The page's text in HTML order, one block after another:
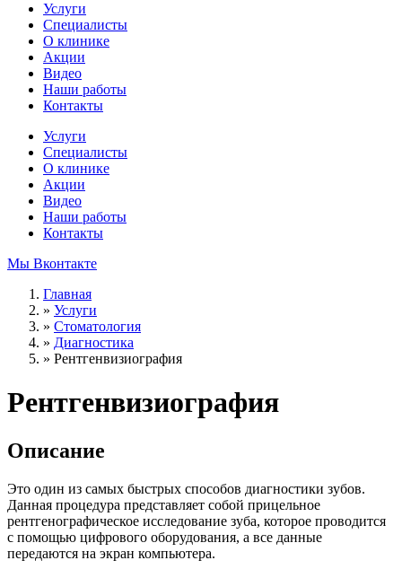
Услуги
Специалисты
О клинике
Акции
Видео
Наши работы
Контакты
Услуги
Специалисты
О клинике
Акции
Видео
Наши работы
Контакты
Мы Вконтакте
Главная
» Услуги
» Стоматология
» Диагностика
» Рентгенвизиография
Рентгенвизиография
Описание
Это один из самых быстрых способов диагностики зубов.
Данная процедура представляет собой прицельное
рентгенографическое исследование зуба, которое проводится
с помощью цифрового оборудования, а все данные
передаются на экран компьютера.